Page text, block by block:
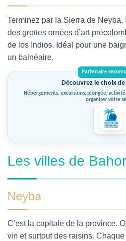
Terminez par la Sierra de Neyba.
des grottes ornées d’art
de los Indios. Idéal pour une
un balnéaire.
Découvrez le choix
Hébergements, excursions, plongée,
organiser votre
Les villes de
Neyba
C’est la capitale de la province.
vin et surtout des raisins.